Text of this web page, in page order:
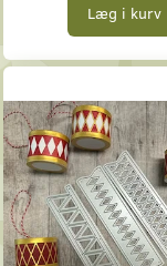
Læg i kurv